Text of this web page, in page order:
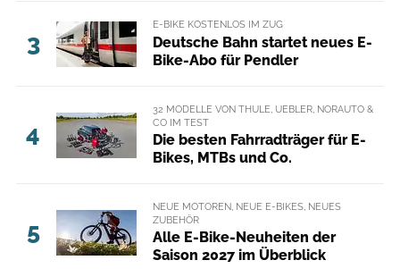
3
E-BIKE KOSTENLOS IM ZUG
Deutsche Bahn startet neues E-
Bike-Abo für Pendler
4
32 MODELLE VON THULE, UEBLER, NORAUTO &
CO IM TEST
Die besten Fahrradträger für E-
Bikes, MTBs und Co.
5
NEUE MOTOREN, NEUE E-BIKES, NEUES
ZUBEHÖR
Alle E-Bike-Neuheiten der
Saison 2027 im Überblick